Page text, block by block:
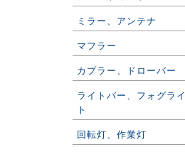
ミラー、アンテナ
マフラー
カプラー、ドローバー
ライトバー、フォグライ
ト
回転灯、作業灯